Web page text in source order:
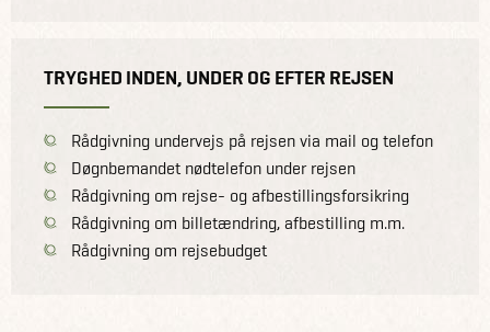
TRYGHED INDEN, UNDER OG EFTER REJSEN
Rådgivning undervejs på rejsen via mail og telefon
Døgnbemandet nødtelefon under rejsen
Rådgivning om rejse- og afbestillingsforsikring
Rådgivning om billetændring, afbestilling m.m.
Rådgivning om rejsebudget